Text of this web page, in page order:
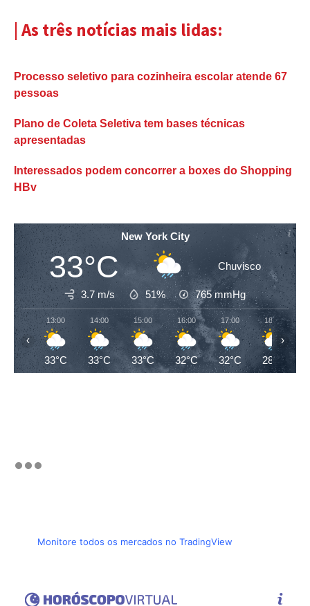
| As três notícias mais lidas:
Processo seletivo para cozinheira escolar atende 67
pessoas
Plano de Coleta Seletiva tem bases técnicas
apresentadas
Interessados podem concorrer a boxes do Shopping
HBv
New York City
33°C Chuvisco
3.7 m/s 51% 765mmHg
13:00
33°C
14:00
33°C
15:00
33°C
16:00
32°C
17:00
32°C
18:00
28°C
‹ ›
Monitore todos os mercados no TradingView